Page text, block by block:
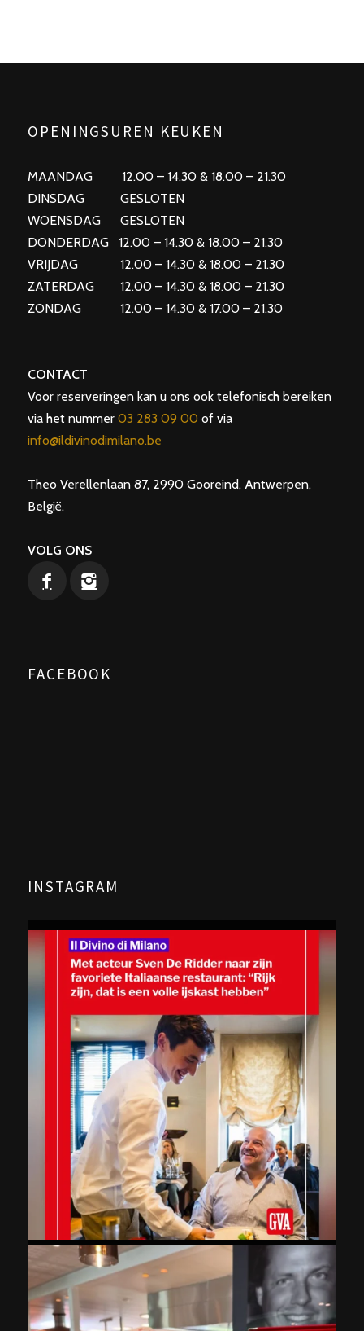
OPENINGSUREN KEUKEN
MAANDAG 12.00 – 14.30 & 18.00 – 21.30
DINSDAG GESLOTEN
WOENSDAG GESLOTEN
DONDERDAG 12.00 – 14.30 & 18.00 – 21.30
VRIJDAG 12.00 – 14.30 & 18.00 – 21.30
ZATERDAG 12.00 – 14.30 & 18.00 – 21.30
ZONDAG 12.00 – 14.30 & 17.00 – 21.30
CONTACT
Voor reserveringen kan u ons ook telefonisch bereiken
via het nummer 03 283 09 00 of via
info@ildivinodimilano.be
Theo Verellenlaan 87, 2990 Gooreind, Antwerpen,
België.
VOLG ONS
FACEBOOK
INSTAGRAM